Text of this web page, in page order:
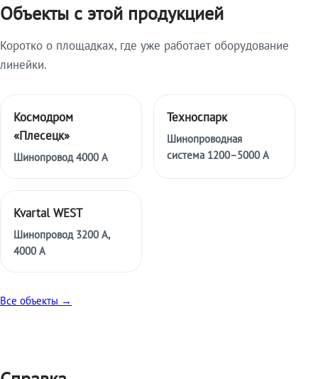
Объекты с этой продукцией
Коротко о площадках, где уже работает оборудование
линейки.
Космодром
«Плесецк»
Шинопровод 4000 А
Техноспарк
Шинопроводная
система 1200–5000 А
Kvartal WEST
Шинопровод 3200 А,
4000 А
Все объекты →